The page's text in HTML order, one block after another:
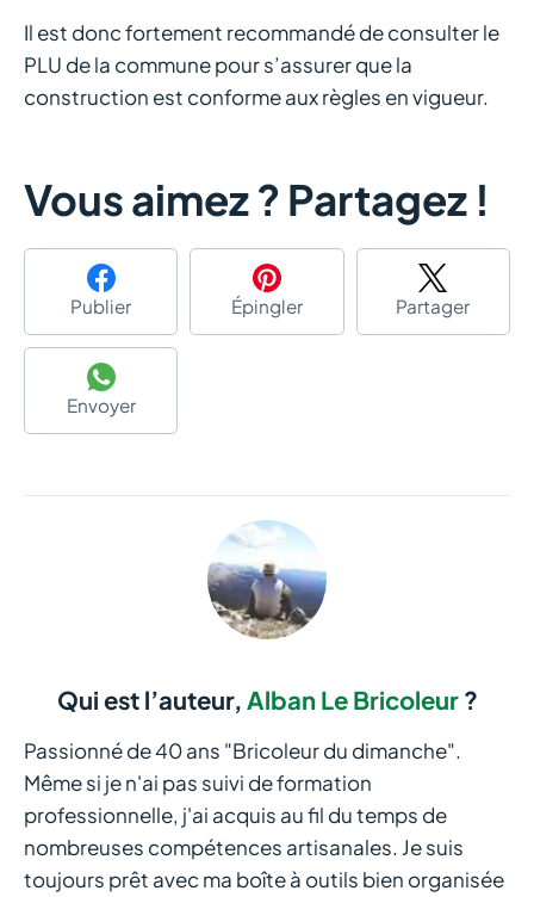
Il est donc fortement recommandé de consulter le
PLU de la commune pour s’assurer que la
construction est conforme aux règles en vigueur.
Vous aimez ? Partagez !
Publier Épingler Partager
Envoyer
Qui est l’auteur,Alban Le Bricoleur?
Passionné de 40 ans "Bricoleur du dimanche".
Même si je n'ai pas suivi de formation
professionnelle, j'ai acquis au fil du temps de
nombreuses compétences artisanales. Je suis
toujours prêt avec ma boîte à outils bien organisée